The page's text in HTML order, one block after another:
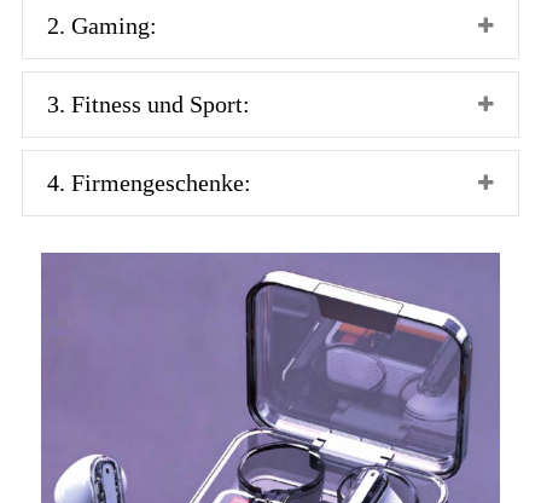
2. Gaming:
3. Fitness und Sport:
4. Firmengeschenke: